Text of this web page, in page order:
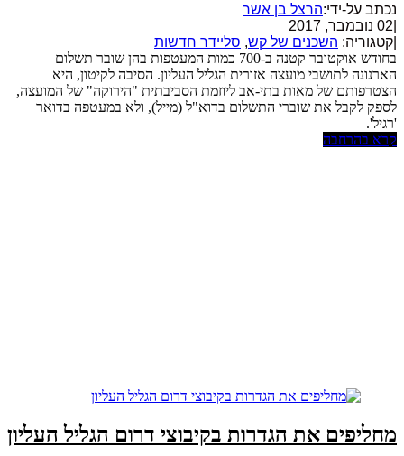
נכתב על-ידי:הרצל בן אשר
02 נובמבר, 2017
קטגוריה: השכנים של קש, סליידר חדשות
בחודש אוקטובר קטנה ב-700 כמות המעטפות בהן שובר תשלום
הארנונה לתושבי מועצה אזורית הגליל העליון. הסיבה לקיטון, היא
הצטרפותם של מאות בתי-אב ליוזמת הסביבתית "הירוקה" של המועצה,
לספק לקבל את שוברי התשלום בדוא"ל (מייל), ולא במעטפה בדואר
'רגיל'.
קרא בהרחבה
מחליפים את הגדרות בקיבוצי דרום הגליל העליון